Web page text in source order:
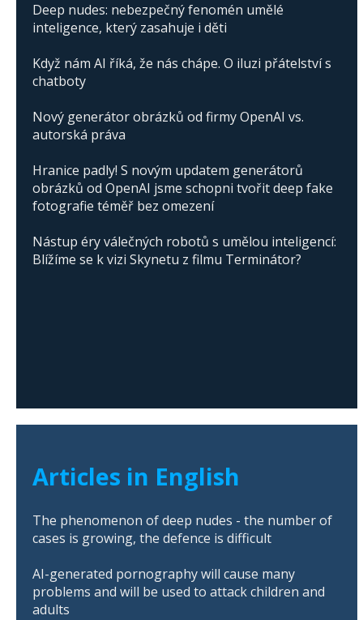
Deep nudes: nebezpečný fenomén umělé
inteligence, který zasahuje i děti
Když nám AI říká, že nás chápe. O iluzi přátelství s
chatboty
Nový generátor obrázků od firmy OpenAI vs.
autorská práva
Hranice padly! S novým updatem generátorů
obrázků od OpenAI jsme schopni tvořit deep fake
fotografie téměř bez omezení
Nástup éry válečných robotů s umělou inteligencí:
Blížíme se k vizi Skynetu z filmu Terminátor?
Articles in English
The phenomenon of deep nudes - the number of
cases is growing, the defence is difficult
AI-generated pornography will cause many
problems and will be used to attack children and
adults